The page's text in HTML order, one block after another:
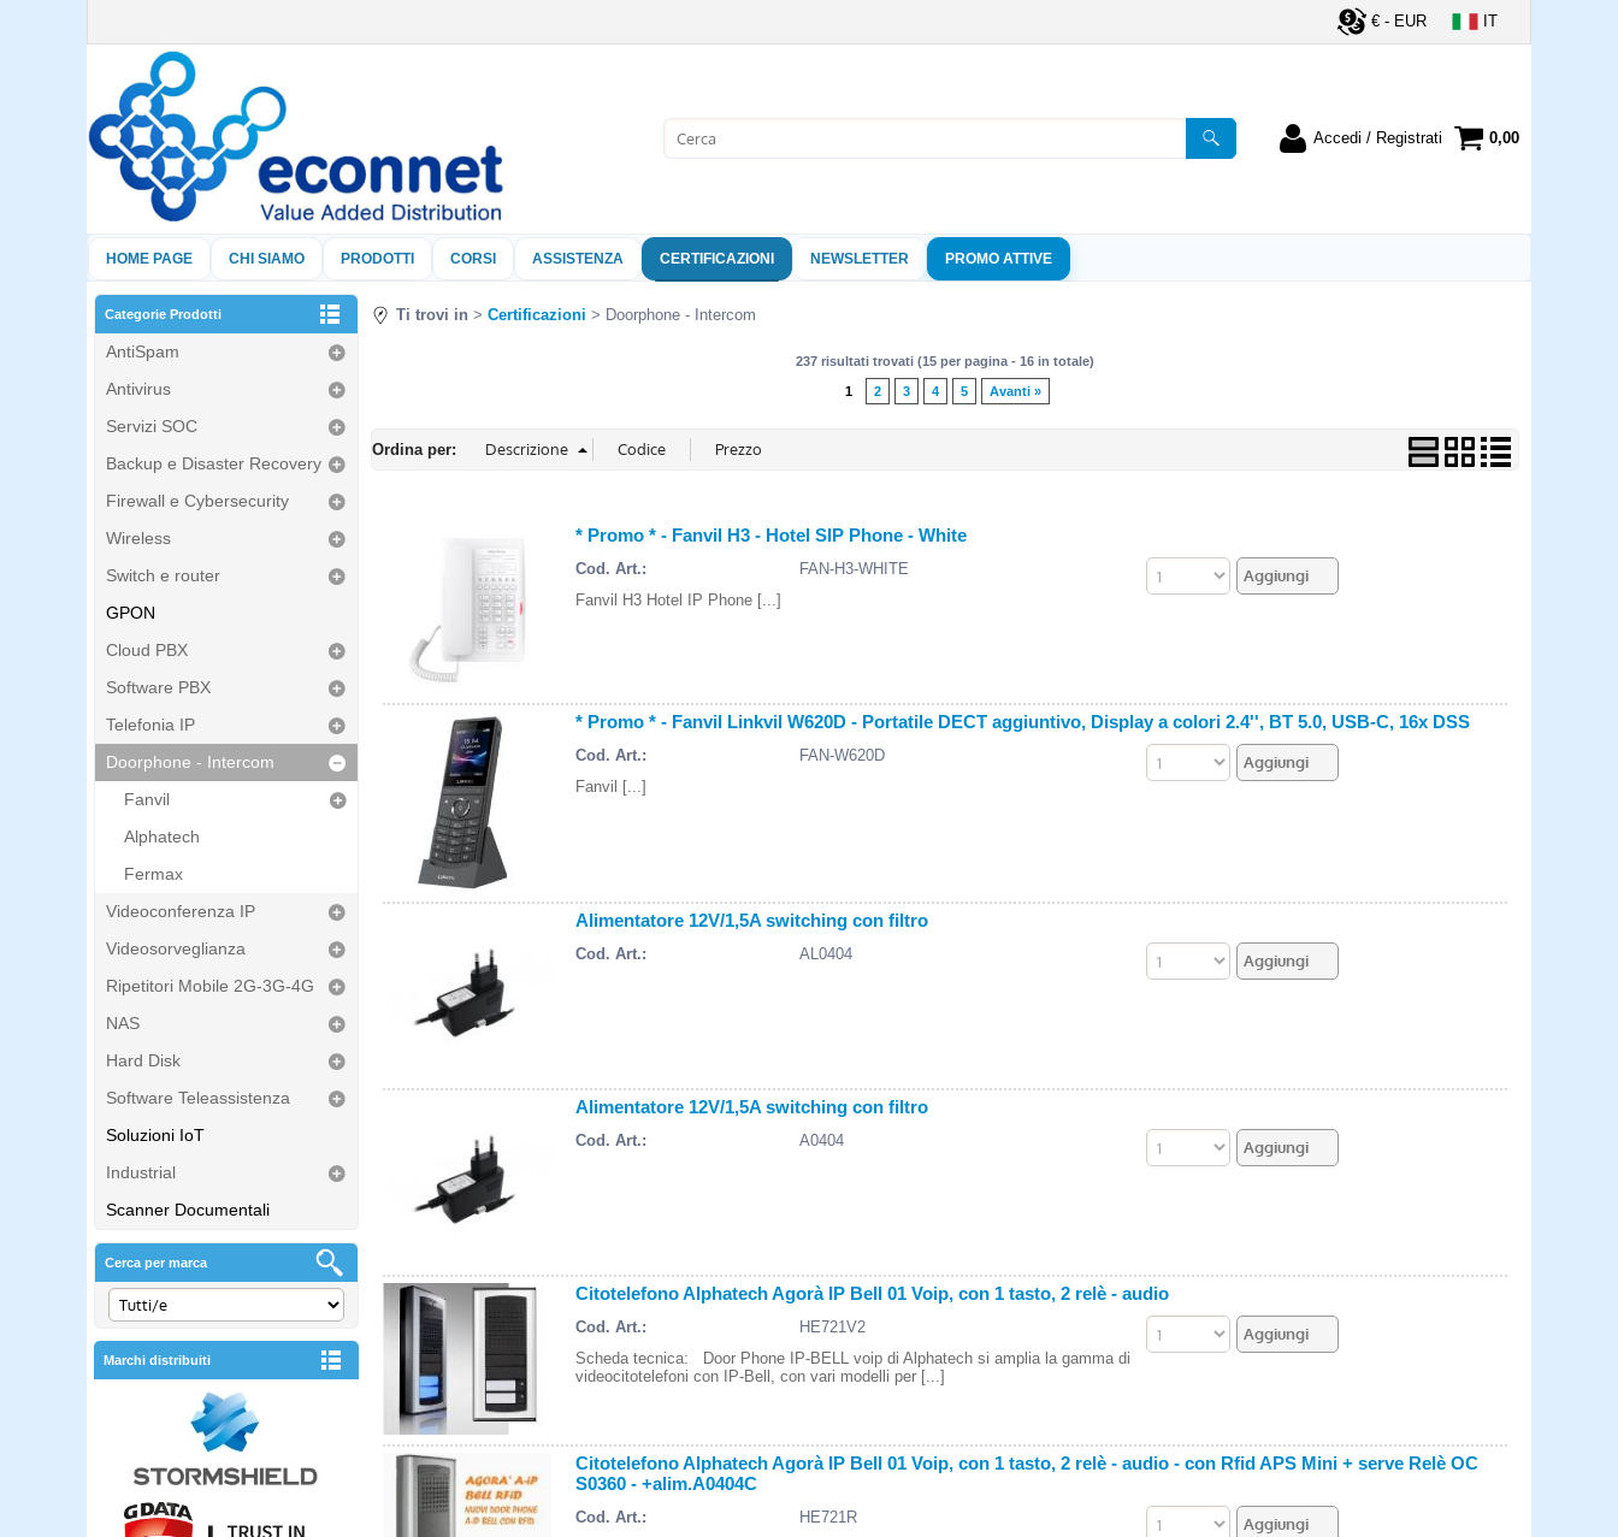
€ - EUR IT
Accedi / Registrati
nome utente e la password e poi
clicca sul pulsante "Accedi"
Password:
0,00
HOME PAGE CHI SIAMO PRODOTTI CORSI ASSISTENZA CERTIFICAZIONI NEWSLETTER PROMO ATTIVE
Categorie Prodotti
AntiSpam
Antivirus
Servizi SOC
Backup e Disaster Recovery
Firewall e Cybersecurity
Wireless
Switch e router
GPON
Cloud PBX
Software PBX
Telefonia IP
Doorphone - Intercom
Fanvil
Alphatech
Fermax
Videoconferenza IP
Videosorveglianza
Ripetitori Mobile 2G-3G-4G
NAS
Hard Disk
Software Teleassistenza
Soluzioni IoT
Industrial
Scanner Documentali
Cerca per marca
Marchi distribuiti
Ti trovi in Certificazioni Doorphone - Intercom
237 risultati trovati (15 per pagina - 16 in totale)
1 2 3 4 5 Avanti »
Ordina per:
* Promo * - Fanvil H3 - Hotel SIP Phone - White
Cod. Art.:
FAN-H3-WHITE
Fanvil H3 Hotel IP Phone [...]
* Promo * - Fanvil Linkvil W620D - Portatile DECT aggiuntivo, Display a colori 2.4'', BT 5.0, USB-C, 16x DSS
Cod. Art.:
FAN-W620D
Fanvil [...]
Alimentatore 12V/1,5A switching con filtro
Cod. Art.: AL0404
Alimentatore 12V/1,5A switching con filtro
Cod. Art.: A0404
Citotelefono Alphatech Agorà IP Bell 01 Voip, con 1 tasto, 2 relè - audio
Cod. Art.:
HE721V2
Scheda tecnica: Door Phone IP-BELL voip di Alphatech si amplia la gamma di
videocitotelefoni con IP-Bell, con vari modelli per [...]
Citotelefono Alphatech Agorà IP Bell 01 Voip, con 1 tasto, 2 relè - audio - con Rfid APS Mini + serve Relè OC
S0360 - +alim.A0404C
Cod. Art.:
HE721R